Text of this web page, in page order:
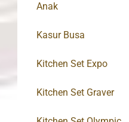
Anak
Kasur Busa
Kitchen Set Expo
Kitchen Set Graver